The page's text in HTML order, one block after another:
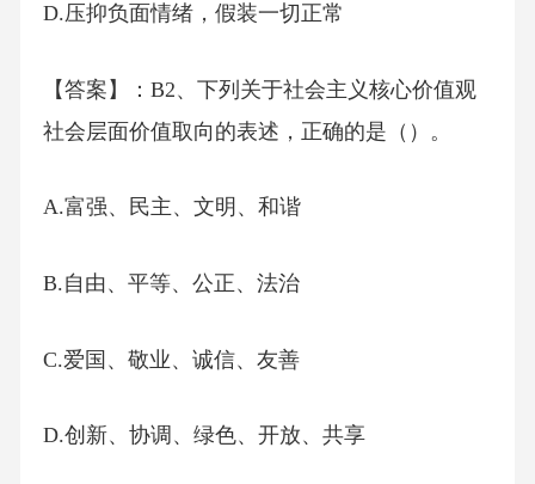
D.压抑负面情绪，假装一切正常
【答案】：B2、下列关于社会主义核心价值观
社会层面价值取向的表述，正确的是（）。
A.富强、民主、文明、和谐
B.自由、平等、公正、法治
C.爱国、敬业、诚信、友善
D.创新、协调、绿色、开放、共享